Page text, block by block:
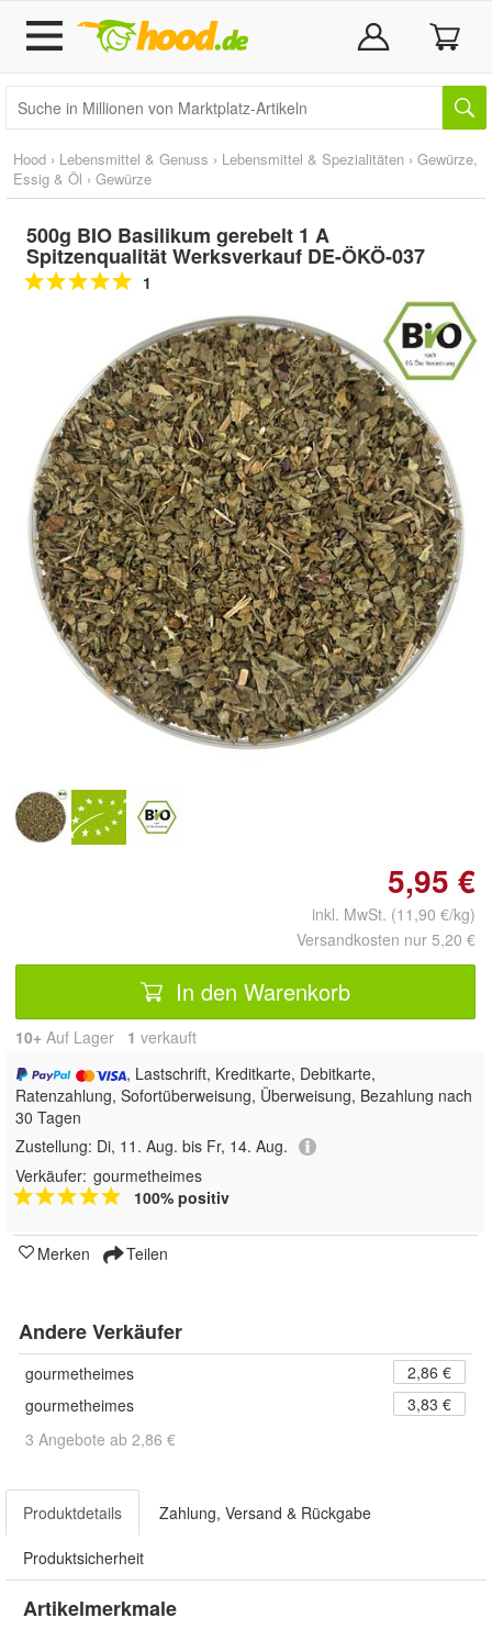
Hood › Lebensmittel & Genuss › Lebensmittel & Spezialitäten › Gewürze,
Essig & Öl › Gewürze
500g BIO Basilikum gerebelt 1 A
Spitzenqualität Werksverkauf DE-ÖKÖ-037
1
Doppelt antippen zum
vergrößern
5,95 €
inkl. MwSt. (11,90 €/kg)
Versandkosten nur 5,20 €
In den Warenkorb
10+ Auf Lager 1 verkauft
, Lastschrift, Kreditkarte, Debitkarte,
Ratenzahlung, Sofortüberweisung, Überweisung, Bezahlung nach
30 Tagen
Zustellung: Di, 11. Aug. bis Fr, 14. Aug.
Verkäufer: gourmetheimes
100% positiv
Merken Teilen
Andere Verkäufer
gourmetheimes
2,86 €
gourmetheimes
3,83 €
3 Angebote ab 2,86 €
Produktdetails Zahlung, Versand & Rückgabe
Produktsicherheit
Artikelmerkmale